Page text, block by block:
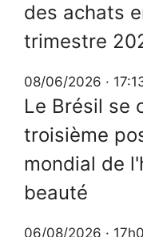
des achats
trimestre
08/06/2026 ·
Le Brésil se
troisième
mondial de
beauté
06/08/2026 ·